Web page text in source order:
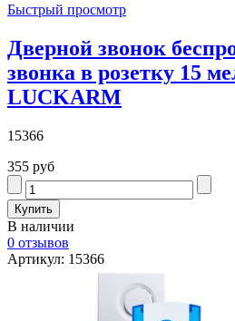
Быстрый просмотр
Дверной звонок
звонка в розетку 15
LUCKARM
15366
355 руб
В наличии
0 отзывов
Артикул: 15366